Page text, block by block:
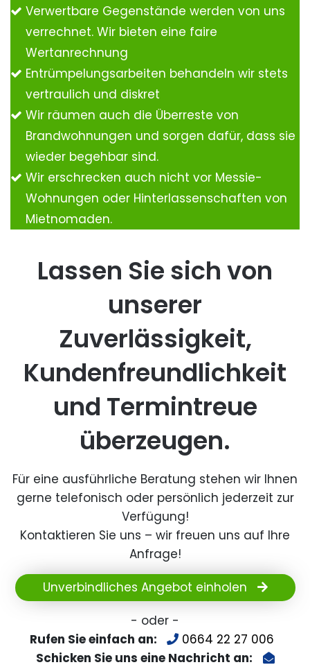
Verwertbare Gegenstände werden von uns
verrechnet. Wir bieten eine faire
Wertanrechnung
Entrümpelungsarbeiten behandeln wir stets
vertraulich und diskret
Wir räumen auch die Überreste von
Brandwohnungen und sorgen dafür, dass sie
wieder begehbar sind.
Wir erschrecken auch nicht vor Messie-
Wohnungen oder Hinterlassenschaften von
Mietnomaden.
Lassen Sie sich von
unserer
Zuverlässigkeit,
Kundenfreundlichkeit
und Termintreue
überzeugen.
Für eine ausführliche Beratung stehen wir Ihnen
gerne telefonisch oder persönlich jederzeit zur
Verfügung!
Kontaktieren Sie uns – wir freuen uns auf Ihre
Anfrage!
Unverbindliches Angebot einholen
- oder -
Rufen Sie einfach an:
0664 22 27 006
Schicken Sie uns eine Nachricht an: